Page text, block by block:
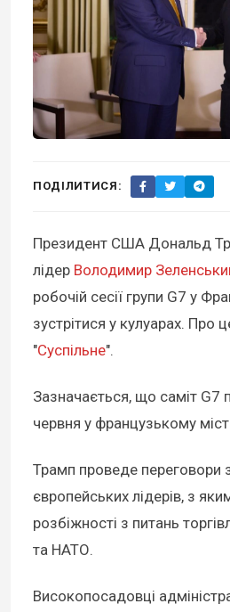
ПОДІЛИТИСЯ:
Президент США Дональд
лідер Володимир
робочій сесії групи G7 у
зустрітися у кулуарах. Про
"Суспільне".
Зазначається, що саміт G7
червня у французькому
Трамп проведе переговори
європейських лідерів, з
розбіжності з питань
та НАТО.
Високопосадовці